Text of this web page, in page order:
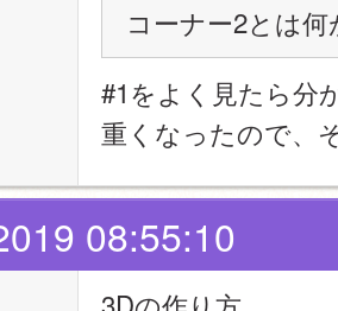
コーナー2とは
#1をよく見たら分
重くなったので、
08:55:10